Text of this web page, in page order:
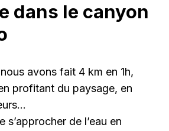
dans le canyon
avons fait 4 km en 1h,
profitant du paysage, en
s’approcher de l’eau en